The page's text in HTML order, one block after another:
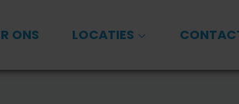
ONS LOCATIES